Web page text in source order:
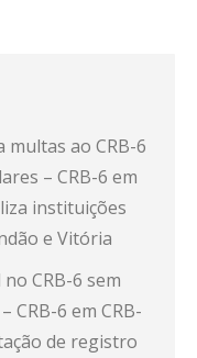
multas ao CRB-6
– CRB-6 em
instituições
e Vitória
CRB-6 sem
CRB-6 em CRB-
de registro